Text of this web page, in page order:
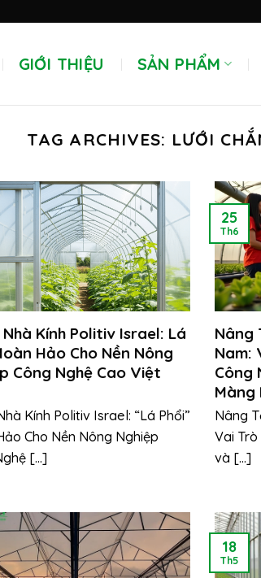
GIỚI THIỆU SẢN PHẨM
TAG ARCHIVES: LƯỚI
Kính Politiv Israel: Lá
Hảo Cho Nền Nông
Công Nghệ Cao Việt
Kính Politiv Israel: “Lá Phổi”
Cho Nền Nông Nghiệp
[...]
Nâng
Nam:
Công
Màng
Nâng
Vai
và [...]
25
Th6
18
Th5